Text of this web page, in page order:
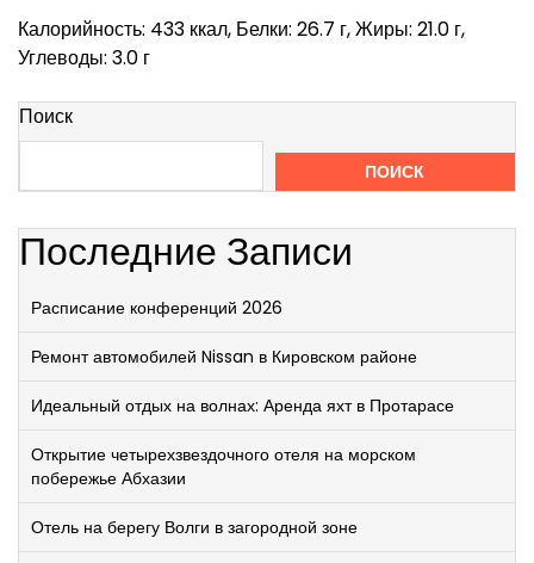
Калорийность: 433 ккал, Белки: 26.7 г, Жиры: 21.0 г,
Углеводы: 3.0 г
Поиск
ПОИСК
Последние Записи
Расписание конференций 2026
Ремонт автомобилей Nissan в Кировском районе
Идеальный отдых на волнах: Аренда яхт в Протарасе
Открытие четырехзвездочного отеля на морском
побережье Абхазии
Отель на берегу Волги в загородной зоне